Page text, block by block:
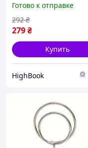
Leeseph 6шт золотые
длина 30 мм DC
Готово к отправке
279₴
292 ₴
Купить
HighBook